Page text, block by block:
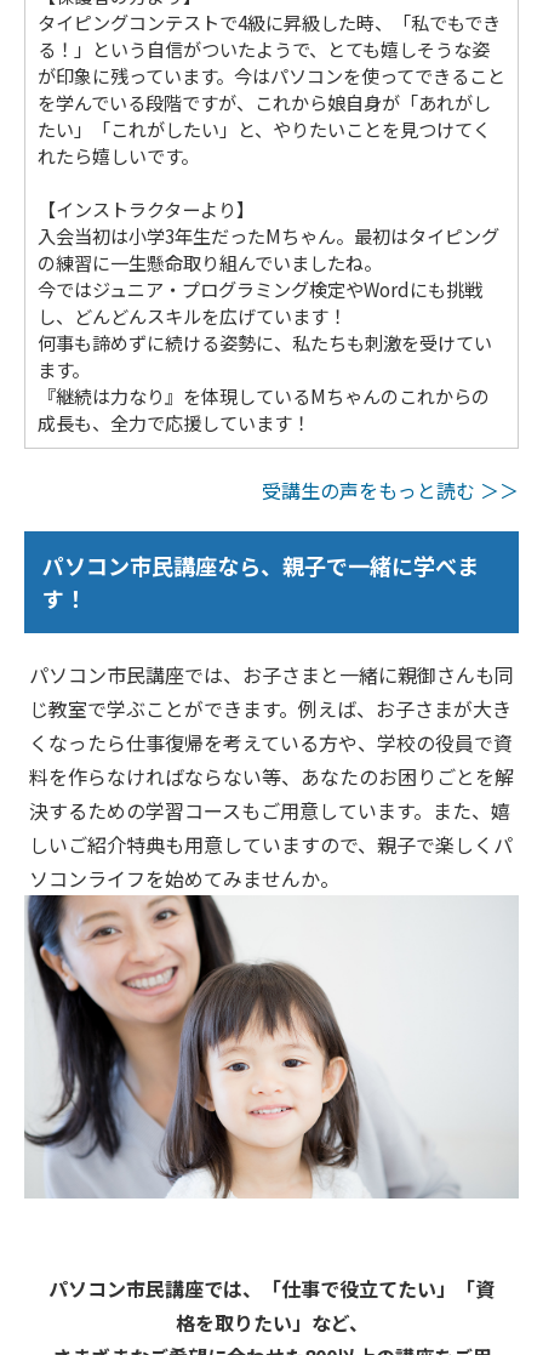
タイピングコンテストで4級に昇級した時、「私でもでき
る！」という自信がついたようで、とても嬉しそうな姿
が印象に残っています。今はパソコンを使ってできること
を学んでいる段階ですが、これから娘自身が「あれがし
たい」「これがしたい」と、やりたいことを見つけてく
れたら嬉しいです。
【インストラクターより】
入会当初は小学3年生だったMちゃん。最初はタイピング
の練習に一生懸命取り組んでいましたね。
今ではジュニア・プログラミング検定やWordにも挑戦
し、どんどんスキルを広げています！
何事も諦めずに続ける姿勢に、私たちも刺激を受けてい
ます。
『継続は力なり』を体現しているMちゃんのこれからの
成長も、全力で応援しています！
受講生の声をもっと読む ＞＞
パソコン市民講座なら、親子で一緒に学べま
す！
パソコン市民講座では、お子さまと一緒に親御さんも同
じ教室で学ぶことができます。例えば、お子さまが大き
くなったら仕事復帰を考えている方や、学校の役員で資
料を作らなければならない等、あなたのお困りごとを解
決するための学習コースもご用意しています。また、嬉
しいご紹介特典も用意していますので、親子で楽しくパ
ソコンライフを始めてみませんか。
パソコン市民講座では、「仕事で役立てたい」「資
格を取りたい」など、